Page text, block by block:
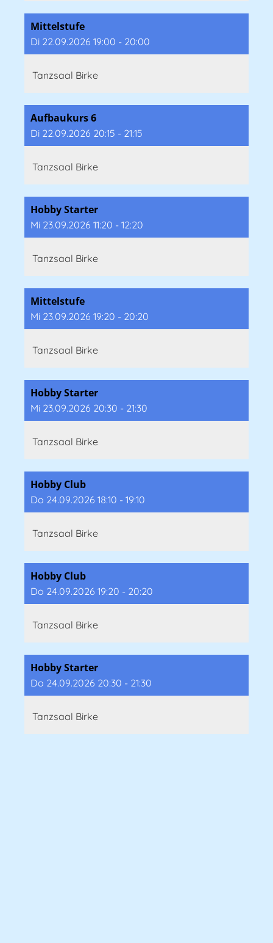
Mittelstufe
Di 22.09.2026 19:00 - 20:00
Tanzsaal Birke
Aufbaukurs 6
Di 22.09.2026 20:15 - 21:15
Tanzsaal Birke
Hobby Starter
Mi 23.09.2026 11:20 - 12:20
Tanzsaal Birke
Mittelstufe
Mi 23.09.2026 19:20 - 20:20
Tanzsaal Birke
Hobby Starter
Mi 23.09.2026 20:30 - 21:30
Tanzsaal Birke
Hobby Club
Do 24.09.2026 18:10 - 19:10
Tanzsaal Birke
Hobby Club
Do 24.09.2026 19:20 - 20:20
Tanzsaal Birke
Hobby Starter
Do 24.09.2026 20:30 - 21:30
Tanzsaal Birke